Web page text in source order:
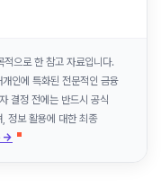
적으로 한 참고 자료입니다.
인에 특화된 전문적인 금융
결정 전에는 반드시 공식
정보 활용에 대한 최종
→